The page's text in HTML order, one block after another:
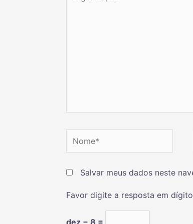
Salvar meus dados neste
Favor digite a resposta em